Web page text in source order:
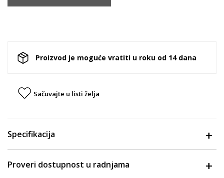
Proizvod je moguće vratiti u roku od 14 dana
Sačuvajte u listi želja
Specifikacija
Proveri dostupnost u radnjama